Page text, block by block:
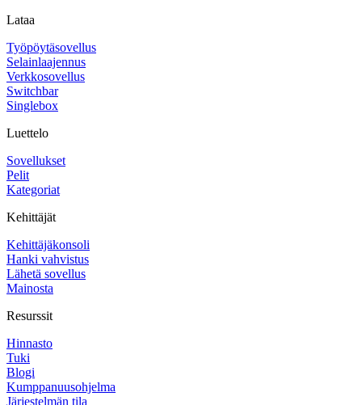
Lataa
Työpöytäsovellus
Selainlaajennus
Verkkosovellus
Switchbar
Singlebox
Luettelo
Sovellukset
Pelit
Kategoriat
Kehittäjät
Kehittäjäkonsoli
Hanki vahvistus
Lähetä sovellus
Mainosta
Resurssit
Hinnasto
Tuki
Blogi
Kumppanuusohjelma
Järjestelmän tila